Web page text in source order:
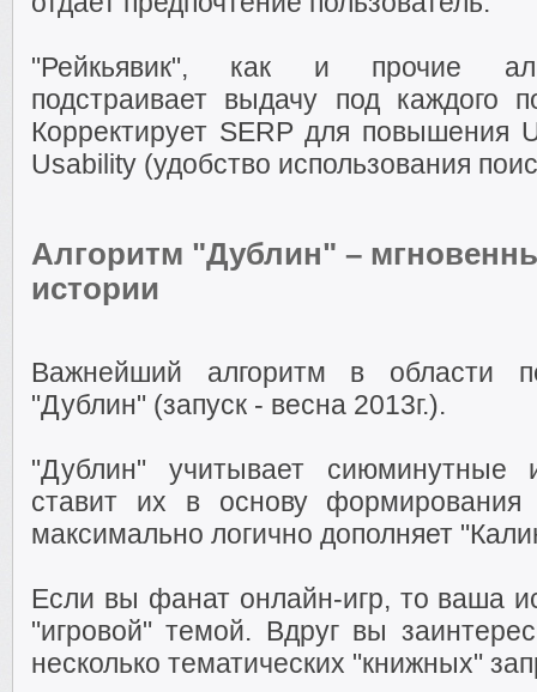
"Рейкьявик", как и прочие
подстраивает выдачу под каждого
Корректирует SERP для повышения
Usability (удобство использования
Алгоритм "Дублин" –
истории
Важнейший алгоритм в области
"Дублин" (запуск - весна 2013г.).
"Дублин" учитывает сиюминутные
ставит их в основу формирования
максимально логично дополняет
Если вы фанат онлайн-игр, то ваша
"игровой" темой. Вдруг вы
несколько тематических "книжных"